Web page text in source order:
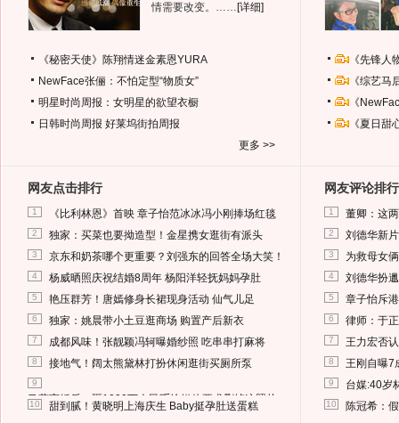
情需要改变。…… [详细]
《秘密天使》陈翔情迷金素恩YURA
NewFace张俪：不怕定型“物质女”
明星时尚周报：女明星的欲望衣橱
日韩时尚周报 好莱坞街拍周报
更多 >>
《先锋
《综艺
《
《夏日
网友点击排行
1 《比利林恩》首映 章子怡范冰冰冯小刚捧场红毯
2 独家：买菜也要拗造型！金星携女逛街有派头
3 京东和奶茶哪个更重要？刘强东的回答全场大笑！
4 杨威晒照庆祝结婚8周年 杨阳洋轻抚妈妈孕肚
5 艳压群芳！唐嫣修身长裙现身活动 仙气儿足
6 独家：姚晨带小土豆逛商场 购置产后新衣
7 成都风味！张靓颖冯轲曝婚纱照 吃串串打麻将
8 接地气！阔太熊黛林打扮休闲逛街买厕所泵
9
马蓉离婚后，砸1000万人民币给媒体要求删掉这照片
10 甜到腻！黄晓明上海庆生 Baby挺孕肚送蛋糕
网友评论排行
1 董卿：这
2 刘德华新
3 为救母女
4 刘德华扮
5 章子怡斥
6 律师：于
7 王力宏否
8 王刚自曝7
9 台媒:40岁
10 陈冠希：